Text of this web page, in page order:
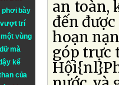
phơi bày
vượt trí
vùng
mà
kể
của
an toàn,
đến
hoạn
góp trực